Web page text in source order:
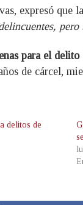
expresó que
para el
de cárcel,
delitos de